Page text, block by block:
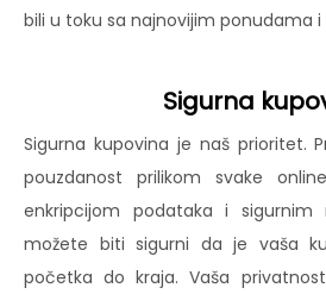
bili u toku sa najnovijim ponudama
Sigurna
Sigurna kupovina je naš prioritet.
pouzdanost prilikom svake
enkripcijom podataka i sigurnim
možete biti sigurni da je vaša
početka do kraja. Vaša